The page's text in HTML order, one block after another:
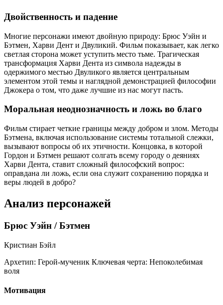
Двойственность и падение
Многие персонажи имеют двойную природу: Брюс Уэйн и
Бэтмен, Харви Дент и Двуликий. Фильм показывает, как легко
светлая сторона может уступить место тьме. Трагическая
трансформация Харви Дента из символа надежды в
одержимого местью Двуликого является центральным
элементом этой темы и наглядной демонстрацией философии
Джокера о том, что даже лучшие из нас могут пасть.
Моральная неоднозначность и ложь во благо
Фильм стирает четкие границы между добром и злом. Методы
Бэтмена, включая использование системы тотальной слежки,
вызывают вопросы об их этичности. Концовка, в которой
Гордон и Бэтмен решают солгать всему городу о деяниях
Харви Дента, ставит сложный философский вопрос:
оправдана ли ложь, если она служит сохранению порядка и
веры людей в добро?
Анализ персонажей
Брюс Уэйн / Бэтмен
Кристиан Бэйл
Архетип: Герой-мученик Ключевая черта: Непоколебимая
воля
Мотивация